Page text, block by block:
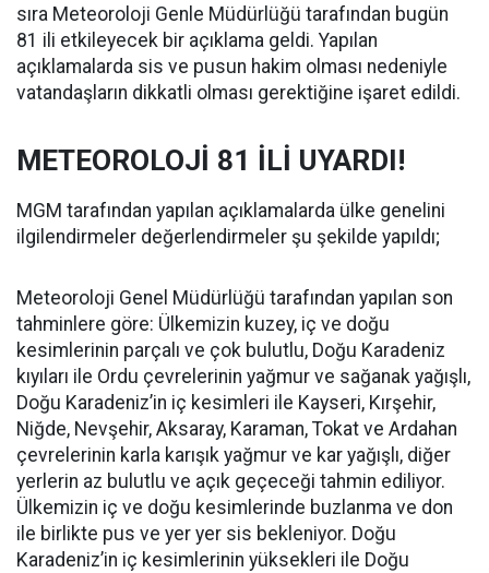
sıra Meteoroloji Genle Müdürlüğü tarafından bugün
81 ili etkileyecek bir açıklama geldi. Yapılan
açıklamalarda sis ve pusun hakim olması nedeniyle
vatandaşların dikkatli olması gerektiğine işaret edildi.
METEOROLOJİ 81 İLİ UYARDI!
MGM tarafından yapılan açıklamalarda ülke genelini
ilgilendirmeler değerlendirmeler şu şekilde yapıldı;
Meteoroloji Genel Müdürlüğü tarafından yapılan son
tahminlere göre: Ülkemizin kuzey, iç ve doğu
kesimlerinin parçalı ve çok bulutlu, Doğu Karadeniz
kıyıları ile Ordu çevrelerinin yağmur ve sağanak yağışlı,
Doğu Karadeniz’in iç kesimleri ile Kayseri, Kırşehir,
Niğde, Nevşehir, Aksaray, Karaman, Tokat ve Ardahan
çevrelerinin karla karışık yağmur ve kar yağışlı, diğer
yerlerin az bulutlu ve açık geçeceği tahmin ediliyor.
Ülkemizin iç ve doğu kesimlerinde buzlanma ve don
ile birlikte pus ve yer yer sis bekleniyor. Doğu
Karadeniz’in iç kesimlerinin yüksekleri ile Doğu